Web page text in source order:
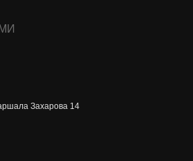
Захарова 14